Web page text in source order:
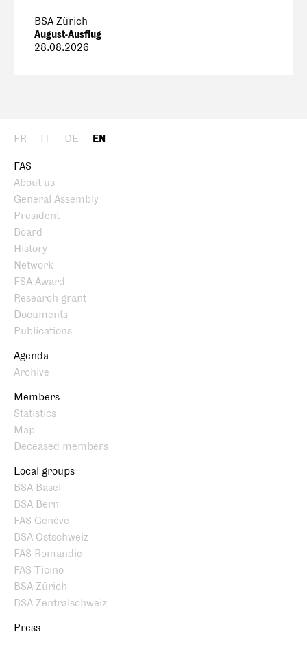
BSA Zürich
August-Ausflug
28.08.2026
FR IT DE EN
FAS
About us
General Assembly
President
Board
History
Network
FSA Award
Research grant
Documents
Publications
Agenda
Archive
Members
Statistics
Map
Deceased members
Local groups
BSA Basel
BSA Bern
FAS Genève
BSA Ostschweiz
FAS Romandie
FAS Ticino
BSA Zürich
BSA Zentralschweiz
Press